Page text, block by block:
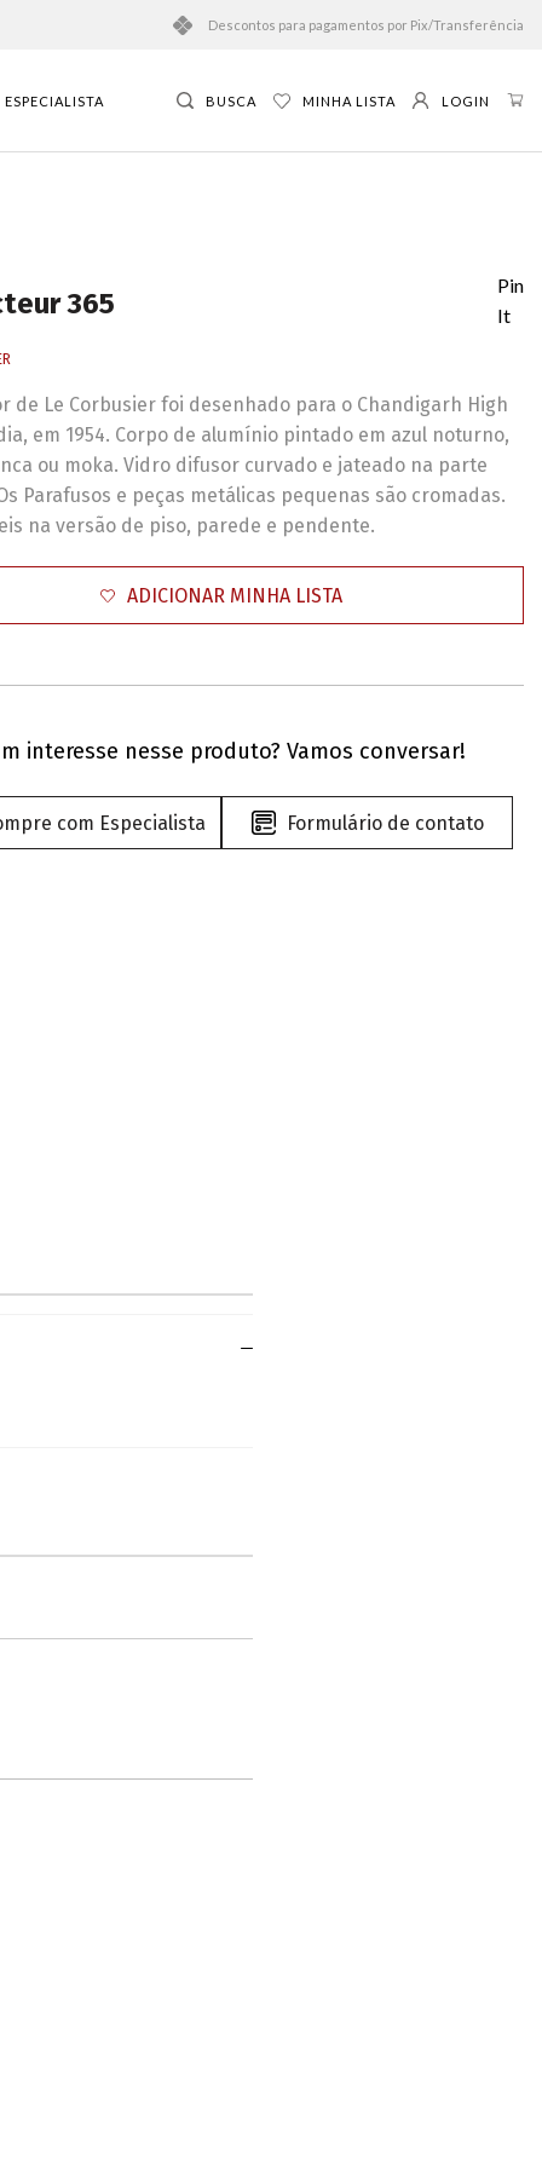
Descontos para pagamentos por Pix/Transferência
BUSCA MINHA LISTA LOGIN
365
Pin
It
de Le Corbusier foi desenhado para o Chandigarh High
em 1954. Corpo de alumínio pintado em azul noturno,
ou moka. Vidro difusor curvado e jateado na parte
Parafusos e peças metálicas pequenas são cromadas.
na versão de piso, parede e pendente.
ADICIONAR MINHA LISTA
interesse nesse produto? Vamos conversar!
com Especialista Formulário de contato